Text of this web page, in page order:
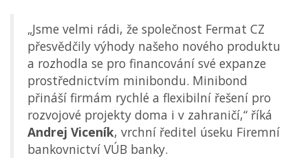
„Jsme velmi rádi, že společnost Fermat CZ
přesvědčily výhody našeho nového produktu
a rozhodla se pro financování své expanze
prostřednictvím minibondu. Minibond
přináší firmám rychlé a flexibilní řešení pro
rozvojové projekty doma i v zahraničí,“ říká
Andrej Viceník, vrchní ředitel úseku Firemní
bankovnictví VÚB banky.